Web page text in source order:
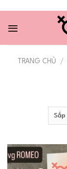
content
TRANG CHỦ /